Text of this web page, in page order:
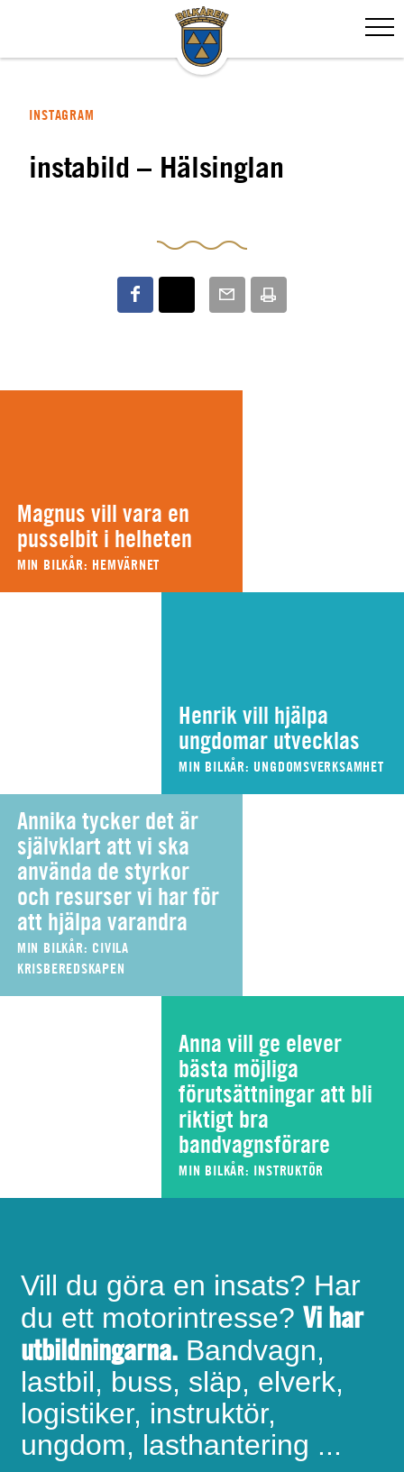
INSTAGRAM
instabild – Hälsinglan
Magnus vill vara en
pusselbit i helheten
MIN BILKÅR: HEMVÄRNET
Henrik vill hjälpa
ungdomar utvecklas
MIN BILKÅR: UNGDOMSVERKSAMHET
Annika tycker det är
självklart att vi ska
använda de styrkor
och resurser vi har för
att hjälpa varandra
MIN BILKÅR: CIVILA
KRISBEREDSKAPEN
Anna vill ge elever
bästa möjliga
förutsättningar att bli
riktigt bra
bandvagnsförare
MIN BILKÅR: INSTRUKTÖR
Vill du göra en insats? Har
du ett motorintresse? Vi har
utbildningarna. Bandvagn,
lastbil, buss, släp, elverk,
logistiker, instruktör,
ungdom, lasthantering ...